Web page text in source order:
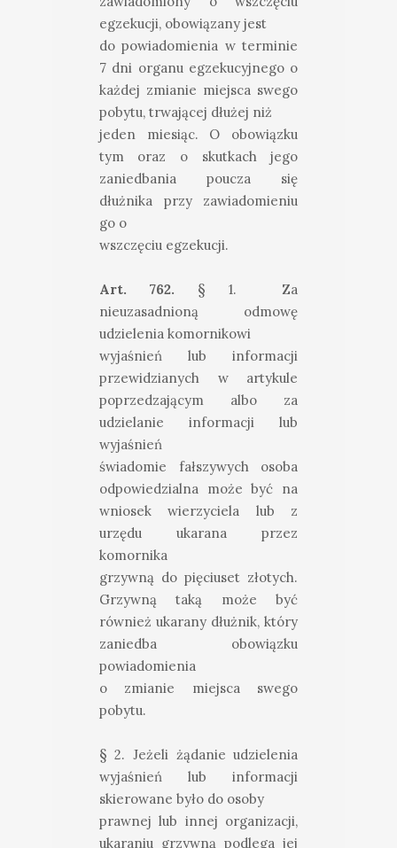
egzekucji, obowiązany jest
do powiadomienia w terminie
7 dni organu egzekucyjnego o
każdej zmianie miejsca swego
pobytu, trwającej dłużej niż
jeden miesiąc. O obowiązku
tym oraz o skutkach jego
zaniedbania poucza się
dłużnika przy zawiadomieniu
go o
wszczęciu egzekucji.
Art. 762. § 1. Za
nieuzasadnioną odmowę
udzielenia komornikowi
wyjaśnień lub informacji
przewidzianych w artykule
poprzedzającym albo za
udzielanie informacji lub
wyjaśnień
świadomie fałszywych osoba
odpowiedzialna może być na
wniosek wierzyciela lub z
urzędu ukarana przez
komornika
grzywną do pięciuset złotych.
Grzywną taką może być
również ukarany dłużnik, który
zaniedba obowiązku
powiadomienia
o zmianie miejsca swego
pobytu.
§ 2. Jeżeli żądanie udzielenia
wyjaśnień lub informacji
skierowane było do osoby
prawnej lub innej organizacji,
ukaraniu grzywną podlega jej